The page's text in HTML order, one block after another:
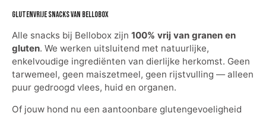
Glutenvrije snacks van Bellobox
Alle snacks bij Bellobox zijn 100% vrij van granen en
gluten. We werken uitsluitend met natuurlijke,
enkelvoudige ingrediënten van dierlijke herkomst. Geen
tarwemeel, geen maiszetmeel, geen rijstvulling — alleen
puur gedroogd vlees, huid en organen.
Of jouw hond nu een aantoonbare glutengevoeligheid